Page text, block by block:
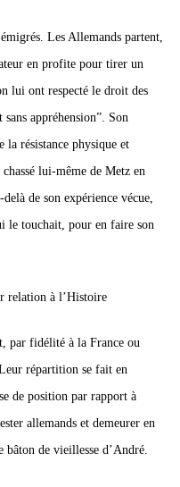
Les Allemands partent,
en profite pour tirer un
lui ont respecté le droit des
appréhension”. Son
la résistance physique et
lui-même de Metz en
de son expérience vécue,
le touchait, pour en faire son
à l’Histoire
par fidélité à la France ou
répartition se fait en
de position par rapport à
allemands et demeurer en
bâton de vieillesse d’André.